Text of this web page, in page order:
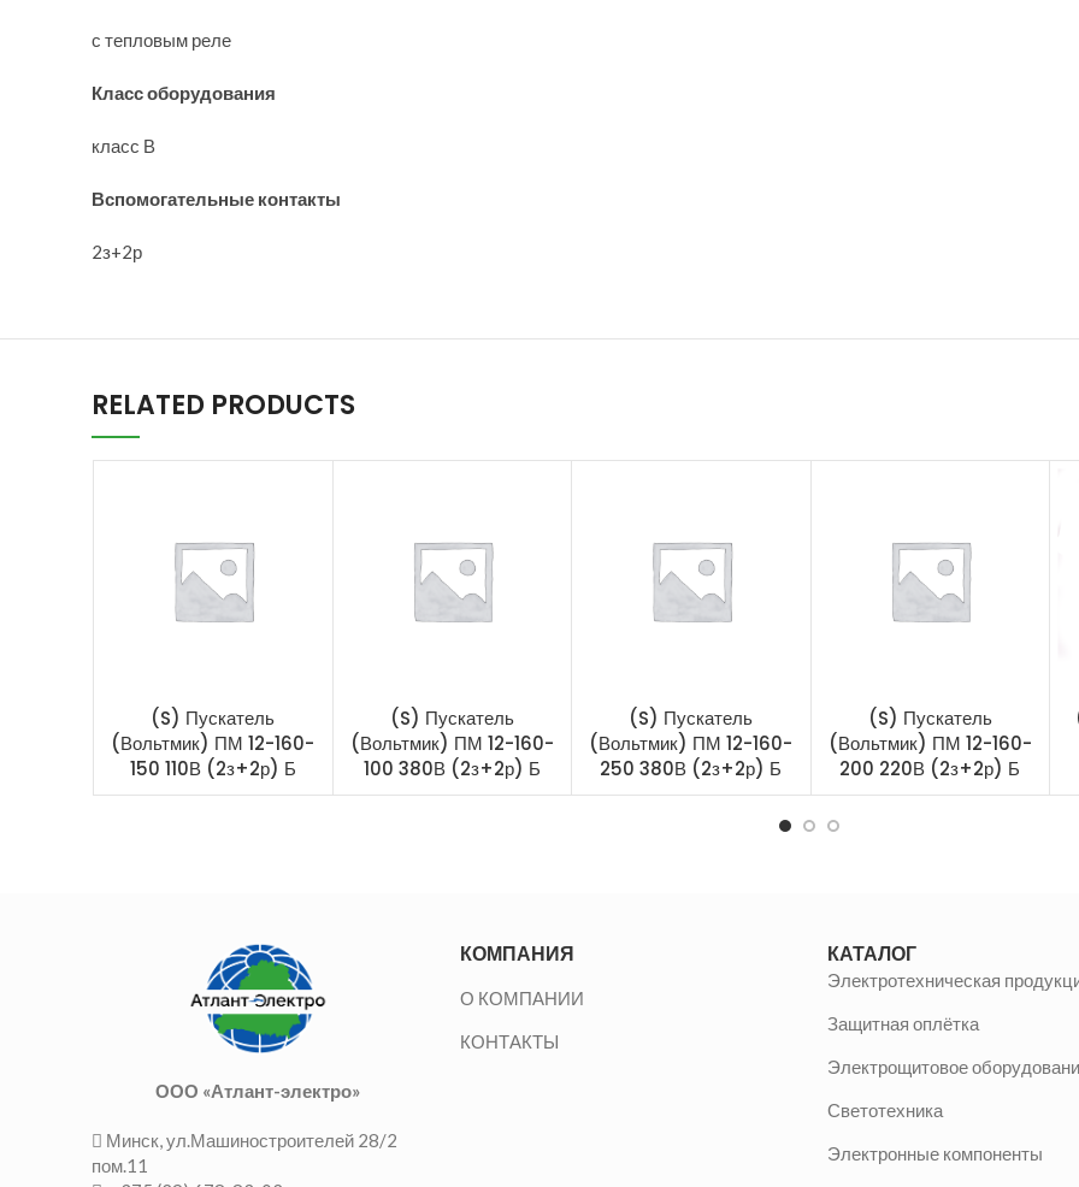
с тепловым реле
Класс оборудования
класс В
Вспомогательные контакты
2з+2р
RELATED PRODUCTS
(S) Пускатель
(Вольтмик) ПМ 12-160-
150 110В (2з+2р) Б
(S) Пускатель
(Вольтмик) ПМ 12-160-
100 380В (2з+2р) Б
(S) Пускатель
(Вольтмик) ПМ 12-160-
250 380В (2з+2р) Б
(S) Пускатель
(Вольтмик) ПМ 12-160-
200 220В (2з+2р) Б
ООО «Атлант-электро»
Минск, ул.Машиностроителей 28/2
пом.11
КОМПАНИЯ
О КОМПАНИИ
КОНТАКТЫ
КАТАЛОГ
Электротехническая
Защитная оплётка
Электрощитовое
Светотехника
Электронные компоненты